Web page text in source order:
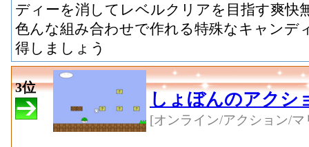
ディーを消してレベルクリアを目指す爽快
色んな組み合わせで作れる特殊なキャンデ
得しましょう
3位
しょぼんのアクシ
[オンライン/アクション/マ